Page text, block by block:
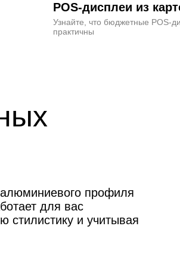
POS-дисплеи из
Узнайте, что бюджетные POS-
практичны
профиля
для вас
стилистику и учитывая